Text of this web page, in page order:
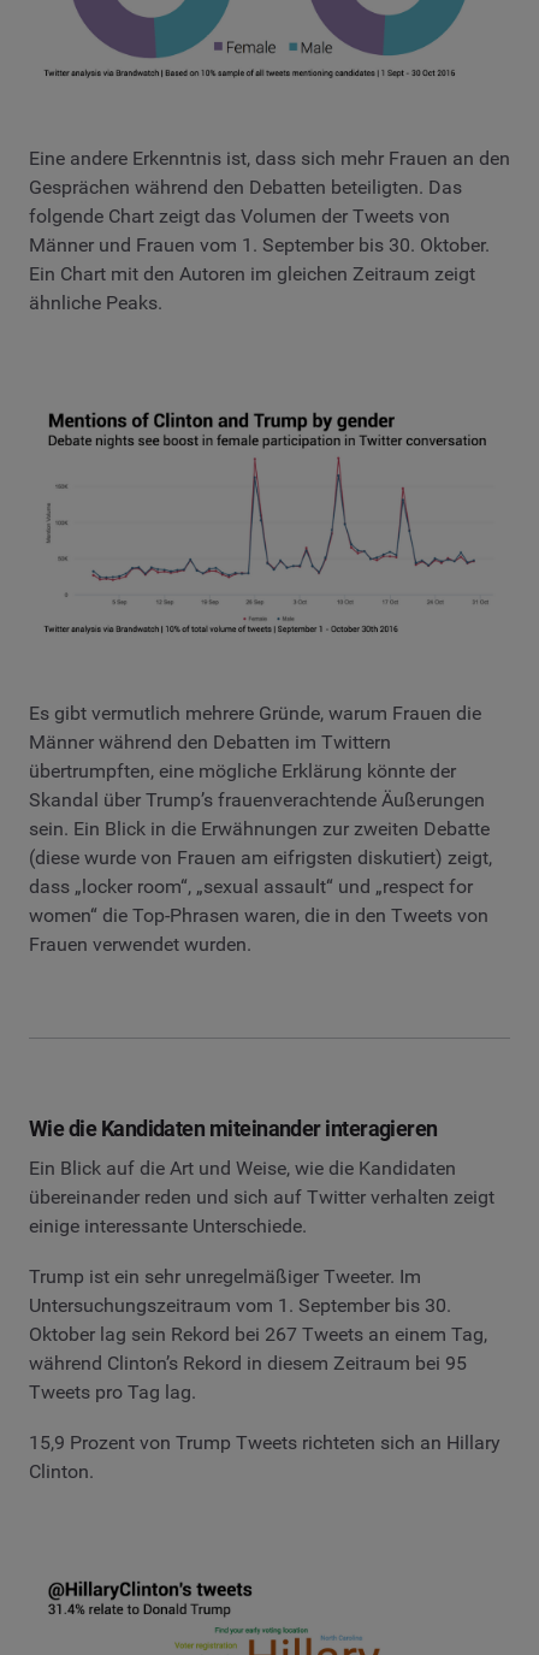
Eine andere Erkenntnis ist, dass sich mehr Frauen an den
Gesprächen während den Debatten beteiligten. Das
folgende Chart zeigt das Volumen der Tweets von
Männer und Frauen vom 1. September bis 30. Oktober.
Ein Chart mit den Autoren im gleichen Zeitraum zeigt
ähnliche Peaks.
Es gibt vermutlich mehrere Gründe, warum Frauen die
Männer während den Debatten im Twittern
übertrumpften, eine mögliche Erklärung könnte der
Skandal über Trump’s frauenverachtende Äußerungen
sein. Ein Blick in die Erwähnungen zur zweiten Debatte
(diese wurde von Frauen am eifrigsten diskutiert) zeigt,
dass „locker room“, „sexual assault“ und „respect for
women“ die Top-Phrasen waren, die in den Tweets von
Frauen verwendet wurden.
Wie die Kandidaten miteinander interagieren
Ein Blick auf die Art und Weise, wie die Kandidaten
übereinander reden und sich auf Twitter verhalten zeigt
einige interessante Unterschiede.
Trump ist ein sehr unregelmäßiger Tweeter. Im
Untersuchungszeitraum vom 1. September bis 30.
Oktober lag sein Rekord bei 267 Tweets an einem Tag,
während Clinton’s Rekord in diesem Zeitraum bei 95
Tweets pro Tag lag.
15,9 Prozent von Trump Tweets richteten sich an Hillary
Clinton.